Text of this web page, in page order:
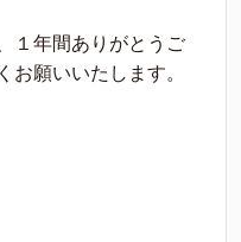
１年間ありがとうご
お願いいたします。